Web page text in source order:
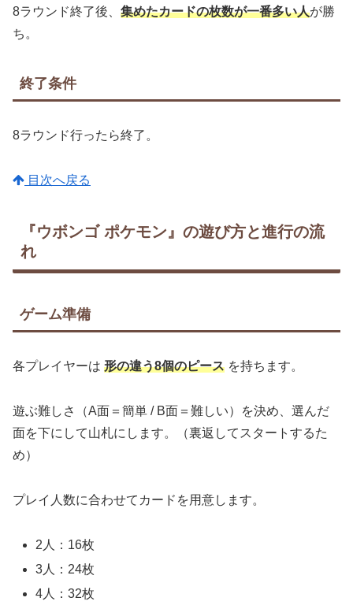
8ラウンド終了後、 集めたカードの枚数が一番多い人が勝
ち。
終了条件
8ラウンド行ったら終了。
目次へ戻る
『ウボンゴ ポケモン』の遊び方と進行の流
れ
ゲーム準備
各プレイヤーは 形の違う8個のピース を持ちます。
遊ぶ難しさ（A面＝簡単 / B面＝難しい）を決め、選んだ
面を下にして山札にします。（裏返してスタートするた
め）
プレイ人数に合わせてカードを用意します。
2人：16枚
3人：24枚
4人：32枚